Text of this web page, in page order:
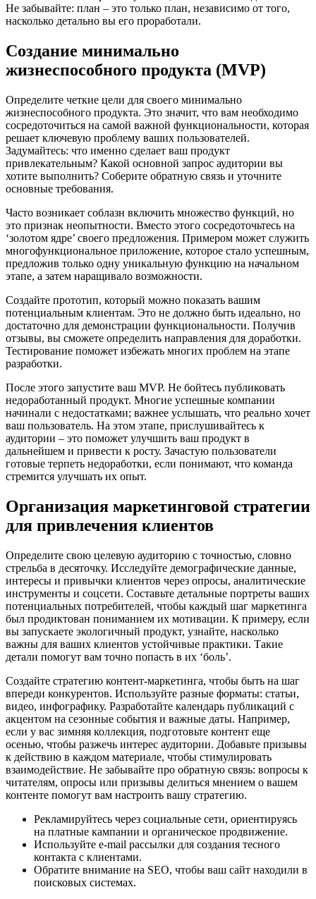
Не забывайте: план – это только план, независимо от того,
насколько детально вы его проработали.
Создание минимально
жизнеспособного продукта (MVP)
Определите четкие цели для своего минимально
жизнеспособного продукта. Это значит, что вам необходимо
сосредоточиться на самой важной функциональности, которая
решает ключевую проблему ваших пользователей.
Задумайтесь: что именно сделает ваш продукт
привлекательным? Какой основной запрос аудитории вы
хотите выполнить? Соберите обратную связь и уточните
основные требования.
Часто возникает соблазн включить множество функций, но
это признак неопытности. Вместо этого сосредоточьтесь на
‘золотом ядре’ своего предложения. Примером может служить
многофункциональное приложение, которое стало успешным,
предложив только одну уникальную функцию на начальном
этапе, а затем наращивало возможности.
Создайте прототип, который можно показать вашим
потенциальным клиентам. Это не должно быть идеально, но
достаточно для демонстрации функциональности. Получив
отзывы, вы сможете определить направления для доработки.
Тестирование поможет избежать многих проблем на этапе
разработки.
После этого запустите ваш MVP. Не бойтесь публиковать
недоработанный продукт. Многие успешные компании
начинали с недостатками; важнее услышать, что реально хочет
ваш пользователь. На этом этапе, прислушивайтесь к
аудитории – это поможет улучшить ваш продукт в
дальнейшем и привести к росту. Зачастую пользователи
готовые терпеть недоработки, если понимают, что команда
стремится улучшать их опыт.
Организация маркетинговой стратегии
для привлечения клиентов
Определите свою целевую аудиторию с точностью, словно
стрельба в десяточку. Исследуйте демографические данные,
интересы и привычки клиентов через опросы, аналитические
инструменты и соцсети. Составьте детальные портреты ваших
потенциальных потребителей, чтобы каждый шаг маркетинга
был продиктован пониманием их мотивации. К примеру, если
вы запускаете экологичный продукт, узнайте, насколько
важны для ваших клиентов устойчивые практики. Такие
детали помогут вам точно попасть в их ‘боль’.
Создайте стратегию контент-маркетинга, чтобы быть на шаг
впереди конкурентов. Используйте разные форматы: статьи,
видео, инфографику. Разработайте календарь публикаций с
акцентом на сезонные события и важные даты. Например,
если у вас зимняя коллекция, подготовьте контент еще
осенью, чтобы разжечь интерес аудитории. Добавьте призывы
к действию в каждом материале, чтобы стимулировать
взаимодействие. Не забывайте про обратную связь: вопросы к
читателям, опросы или призывы делиться мнением о вашем
контенте помогут вам настроить вашу стратегию.
Рекламируйтесь через социальные сети, ориентируясь
на платные кампании и органическое продвижение.
Используйте e-mail рассылки для создания тесного
контакта с клиентами.
Обратите внимание на SEO, чтобы ваш сайт находили в
поисковых системах.